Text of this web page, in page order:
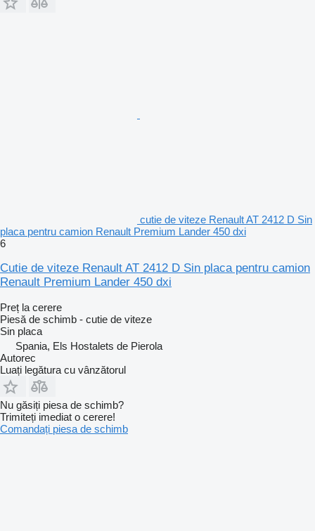
cutie de viteze Renault AT 2412 D Sin
placa pentru camion Renault Premium Lander 450 dxi
6
Cutie de viteze Renault AT 2412 D Sin placa pentru camion
Renault Premium Lander 450 dxi
Preț la cerere
Piesă de schimb - cutie de viteze
Sin placa
Spania, Els Hostalets de Pierola
Autorec
Luați legătura cu vânzătorul
Nu găsiți piesa de schimb?
Trimiteți imediat o cerere!
Comandați piesa de schimb